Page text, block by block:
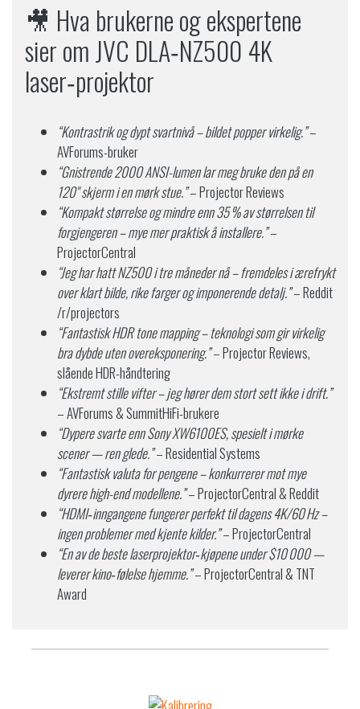
🎥 Hva brukerne og ekspertene
sier om JVC DLA‑NZ500 4K
laser‑projektor
“Kontrastrik og dypt svartnivå – bildet popper virkelig.”–
AVForums-bruker
“Gnistrende 2000 ANSI-lumen lar meg bruke den på en
120" skjerm i en mørk stue.”– Projector Reviews
“Kompakt størrelse og mindre enn 35 % av størrelsen til
forgjengeren – mye mer praktisk å installere.”–
ProjectorCentral
“Jeg har hatt NZ500 i tre måneder nå – fremdeles i ærefrykt
over klart bilde, rike farger og imponerende detalj.”– Reddit
/r/projectors
“Fantastisk HDR tone mapping – teknologi som gir virkelig
bra dybde uten overeksponering.”– Projector Reviews,
slående HDR-håndtering
“Ekstremt stille vifter – jeg hører dem stort sett ikke i drift.”
– AVForums & SummitHiFi-brukere
“Dypere svarte enn Sony XW6100ES, spesielt i mørke
scener — ren glede.”– Residential Systems
“Fantastisk valuta for pengene – konkurrerer mot mye
dyrere high-end modellene.”– ProjectorCentral & Reddit
“HDMI‑inngangene fungerer perfekt til dagens 4K/60 Hz –
ingen problemer med kjente kilder.”– ProjectorCentral
“En av de beste laserprojektor‑kjøpene under $10 000 —
leverer kino‑følelse hjemme.”– ProjectorCentral & TNT
Award